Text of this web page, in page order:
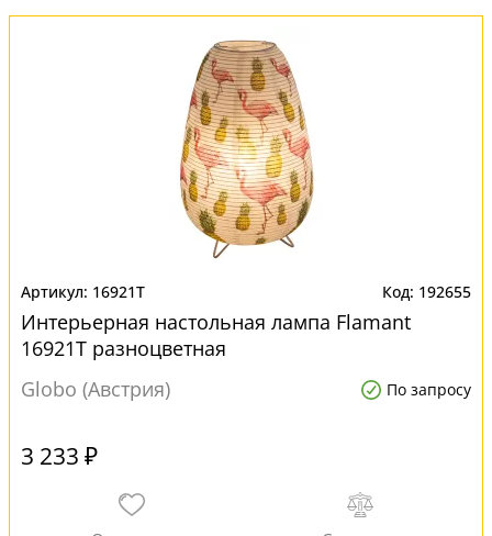
16921T 192655
Интерьерная настольная лампа Flamant
16921T разноцветная
Globo (Австрия)
По запросу
3 233 ₽